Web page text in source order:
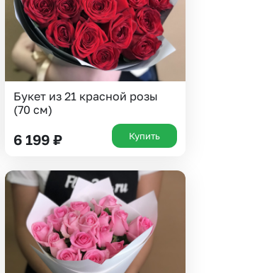
Букет из 21 красной розы
(70 см)
6 199 ₽ Купить